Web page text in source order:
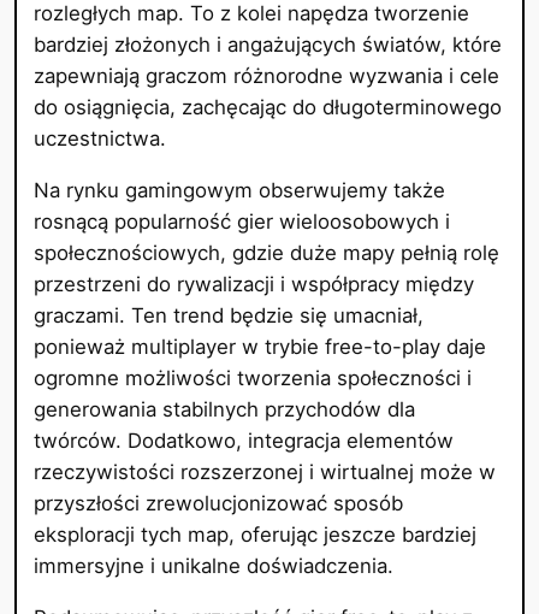
rozległych map. To z kolei napędza tworzenie
bardziej złożonych i angażujących światów, które
zapewniają graczom różnorodne wyzwania i cele
do osiągnięcia, zachęcając do długoterminowego
uczestnictwa.
Na rynku gamingowym obserwujemy także
rosnącą popularność gier wieloosobowych i
społecznościowych, gdzie duże mapy pełnią rolę
przestrzeni do rywalizacji i współpracy między
graczami. Ten trend będzie się umacniał,
ponieważ multiplayer w trybie free-to-play daje
ogromne możliwości tworzenia społeczności i
generowania stabilnych przychodów dla
twórców. Dodatkowo, integracja elementów
rzeczywistości rozszerzonej i wirtualnej może w
przyszłości zrewolucjonizować sposób
eksploracji tych map, oferując jeszcze bardziej
immersyjne i unikalne doświadczenia.